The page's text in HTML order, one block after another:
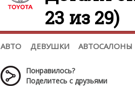
23 из 29)
АВТО ДЕВУШКИ АВТОСАЛОНЫ
Автомобили
Последние добавления
Список марок
(+1102)
Понравилось?
Поделитесь с друзьями